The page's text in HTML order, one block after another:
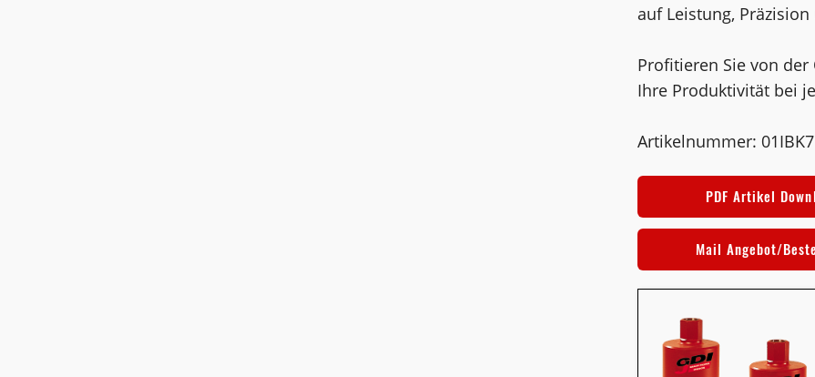
auf Leistung,
Profitieren Sie von der
Ihre Produktivität bei
Artikelnummer:
PDF Artikel
Mail Angebot/